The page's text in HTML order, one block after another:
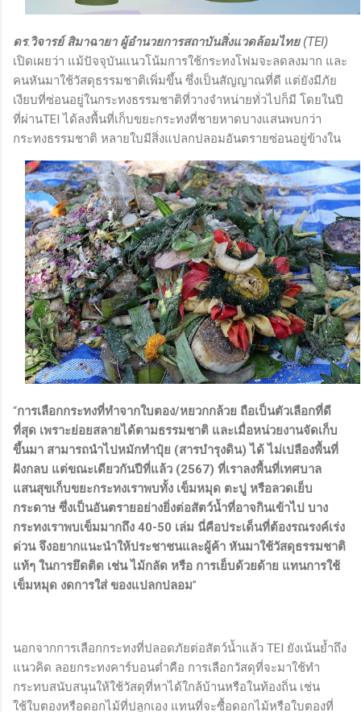
ดร.วิจารย์ สิมาฉายา ผู้อำนวยการสถาบันสิ่งแวดล้อมไทย (TEI)
เปิดเผยว่า แม้ปัจจุบันแนวโน้มการใช้กระทงโฟมจะลดลงมาก และ
คนหันมาใช้วัสดุธรรมชาติเพิ่มขึ้น ซึ่งเป็นสัญญาณที่ดี แต่ยังมีภัย
เงียบที่ซ่อนอยู่ในกระทงธรรมชาติที่วางจำหน่ายทั่วไปก็มี โดยในปี
ที่ผ่านTEI ได้ลงพื้นที่เก็บขยะกระทงที่ชายหาดบางแสนพบกว่า
กระทงธรรมชาติ หลายใบมีสิ่งแปลกปลอมอันตรายซ่อนอยู่ข้างใน
“การเลือกกระทงที่ทำจากใบตอง/หยวกกล้วย ถือเป็นตัวเลือกที่ดี
ที่สุด เพราะย่อยสลายได้ตามธรรมชาติ และเมื่อหน่วยงานจัดเก็บ
ขึ้นมา สามารถนำไปหมักทำปุ๋ย (สารบำรุงดิน) ได้ ไม่เปลืองพื้นที่
ฝังกลบ แต่ขณะเดียวกันปีที่แล้ว (2567) ที่เราลงพื้นที่เทศบาล
แสนสุขเก็บขยะกระทงเราพบทั้ง เข็มหมุด ตะปู หรือลวดเย็บ
กระดาษ ซึ่งเป็นอันตรายอย่างยิ่งต่อสัตว์น้ำที่อาจกินเข้าไป บาง
กระทงเราพบเข็มมากถึง 40-50 เล่ม นี่คือประเด็นที่ต้องรณรงค์เร่ง
ด่วน จึงอยากแนะนำให้ประชาชนและผู้ค้า หันมาใช้วัสดุธรรมชาติ
แท้ๆ ในการยึดติด เช่น ไม้กลัด หรือ การเย็บด้วยด้าย แทนการใช้
เข็มหมุด งดการใส่ ของแปลกปลอม”
นอกจากการเลือกกระทงที่ปลอดภัยต่อสัตว์น้ำแล้ว TEI ยังเน้นย้ำถึง
แนวคิด ลอยกระทงคาร์บอนต่ำคือ การเลือกวัสดุที่จะมาใช้ทำ
กระทบสนับสนุนให้ใช้วัสดุที่หาได้ใกล้บ้านหรือในท้องถิ่น เช่น
ใช้ใบตองหรือดอกไม้ที่ปลูกเอง แทนที่จะซื้อดอกไม้หรือใบตองที่